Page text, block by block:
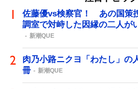
佐藤優vs検察官！ あの国策
調室で対峙した因縁の二人が
新潮QUE
肉乃小路ニクヨ「わたし」の
冊
新潮QUE